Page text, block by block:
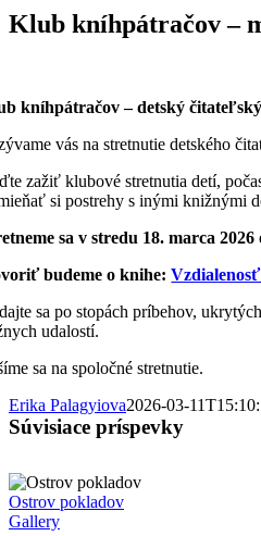
Klub kníhpátračov –
kníhpátračov – detský
vás na stretnutie detského
zažiť klubové stretnutia detí,
si postrehy s inými knižnými
sa v stredu 18. marca
budeme o knihe:
sa po stopách príbehov,
udalostí.
sa na spoločné stretnutie.
Erika Palagyiova2026-03-
Súvisiace príspevky
Ostrov pokladov
Gallery